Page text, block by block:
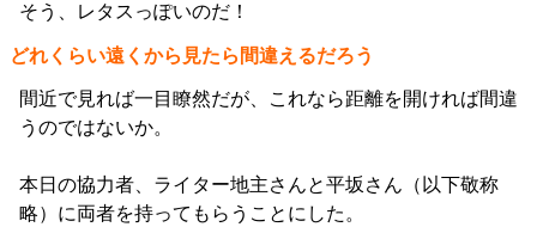
そう、レタスっぽいのだ！
どれくらい遠くから見たら間違えるだろう
間近で見れば一目瞭然だが、これなら距離を開ければ間違
うのではないか。
本日の協力者、ライター地主さんと平坂さん（以下敬称
略）に両者を持ってもらうことにした。